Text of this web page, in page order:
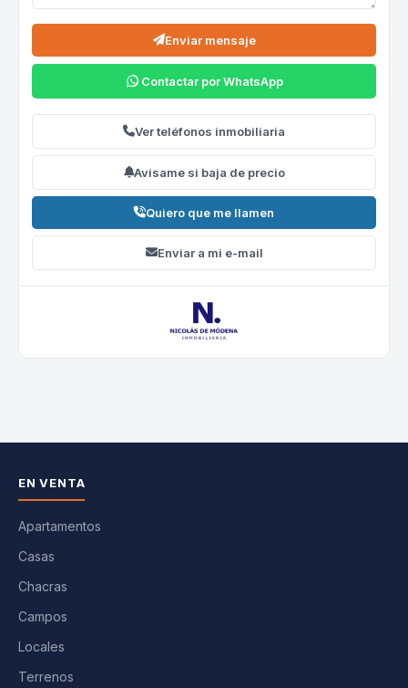
Enviar mensaje
Contactar por WhatsApp
Ver teléfonos inmobiliaria
Avisame si baja de precio
Quiero que me llamen
Enviar a mi e-mail
EN VENTA
Apartamentos
Casas
Chacras
Campos
Locales
Terrenos